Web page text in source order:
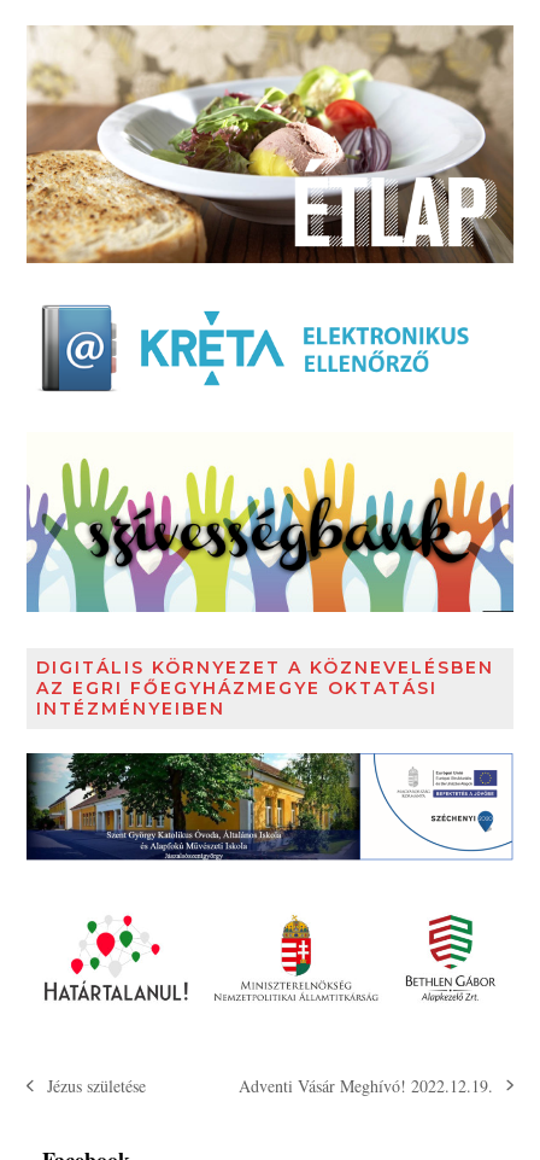
DIGITÁLIS KÖRNYEZET A KÖZNEVELÉSBEN
AZ EGRI FŐEGYHÁZMEGYE OKTATÁSI
INTÉZMÉNYEIBEN
previous
Jézus születése
next
Adventi Vásár Meghívó! 2022.12.19.